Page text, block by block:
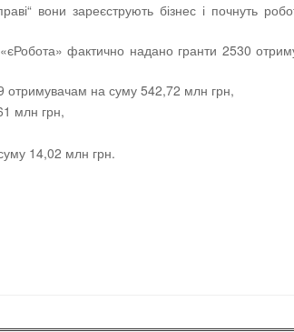
вони зареєструють бізнес і почнуть
фактично надано гранти 2530
отримувачам на суму 542,72 млн грн,
млн грн,
14,02 млн грн.